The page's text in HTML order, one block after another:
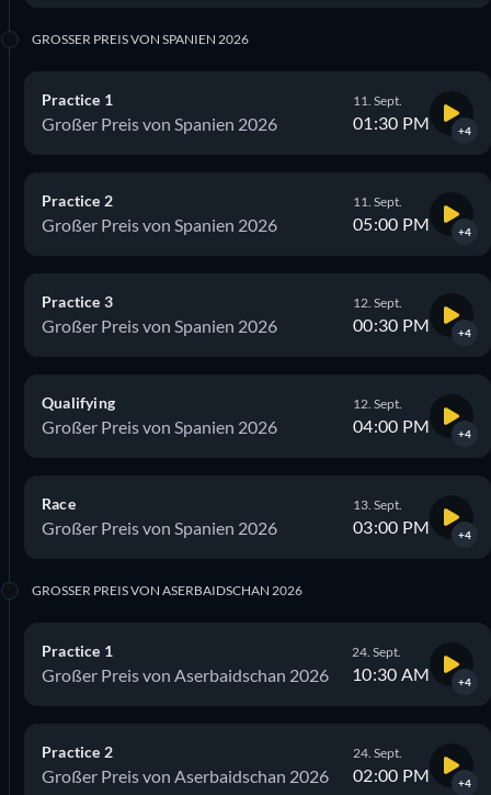
GROSSER PREIS VON SPANIEN 2026
Practice 1
Großer Preis von Spanien 2026
11. Sept.
01:30 PM +4
Practice 2
Großer Preis von Spanien 2026
11. Sept.
05:00 PM +4
Practice 3
Großer Preis von Spanien 2026
12. Sept.
00:30 PM +4
Qualifying
Großer Preis von Spanien 2026
12. Sept.
04:00 PM +4
Race
Großer Preis von Spanien 2026
13. Sept.
03:00 PM +4
GROSSER PREIS VON ASERBAIDSCHAN 2026
Practice 1
Großer Preis von Aserbaidschan 2026
24. Sept.
10:30 AM +4
Practice 2
Großer Preis von Aserbaidschan 2026
24. Sept.
02:00 PM +4